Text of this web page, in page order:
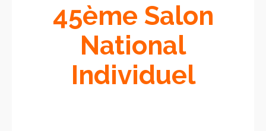
45ème Salon
National
Individuel